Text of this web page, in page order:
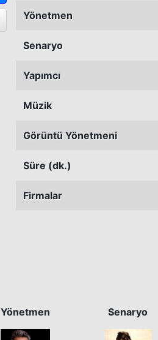
Yönetmen
Senaryo
Yapımcı
Müzik
Görüntü Yönetmeni
Süre (dk.)
Firmalar
Yönetmen Senaryo